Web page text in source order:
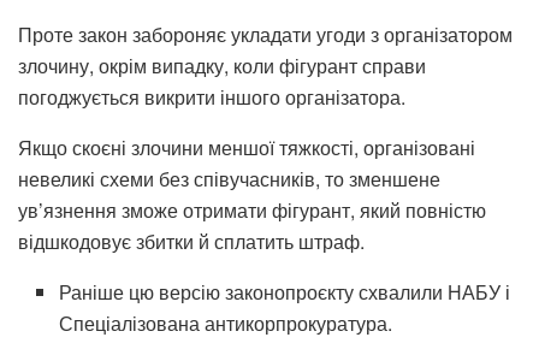
Проте закон забороняє укладати угоди з організатором
злочину, окрім випадку, коли фігурант справи
погоджується викрити іншого організатора.
Якщо скоєні злочини меншої тяжкості, організовані
невеликі схеми без співучасників, то зменшене
ув’язнення зможе отримати фігурант, який повністю
відшкодовує збитки й сплатить штраф.
Раніше цю версію законопроєкту схвалили НАБУ і
Спеціалізована антикорпрокуратура.